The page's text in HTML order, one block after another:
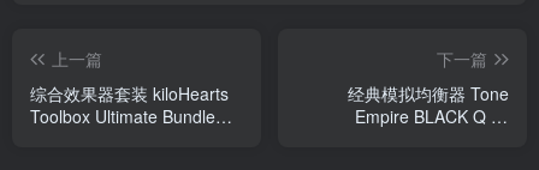
上一篇
综合效果器套装 kiloHearts
Toolbox Ultimate Bundle
下一篇
经典模拟均衡器 Tone
Empire BLACK Q v3